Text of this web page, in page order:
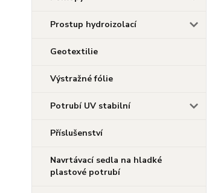
Prostup hydroizolací
Geotextilie
Výstražné fólie
Potrubí UV stabilní
Příslušenství
Navrtávací sedla na hladké
plastové potrubí